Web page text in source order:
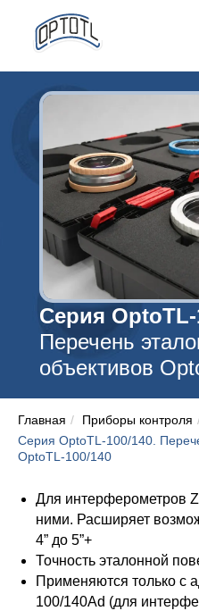
Серия OptoTL-
Перечень
объективов
Главная / Приборы контроля
Серия OptoTL-100/140.
OptoTL-100/140
Для интерферометров
ними. Расширяет
4” до 5”+
Точность эталонной
Применяются только с
100/140Ad (для